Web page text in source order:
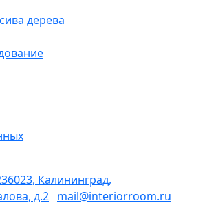
дерева
Калининград,
д.2 mail@interiorroom.ru